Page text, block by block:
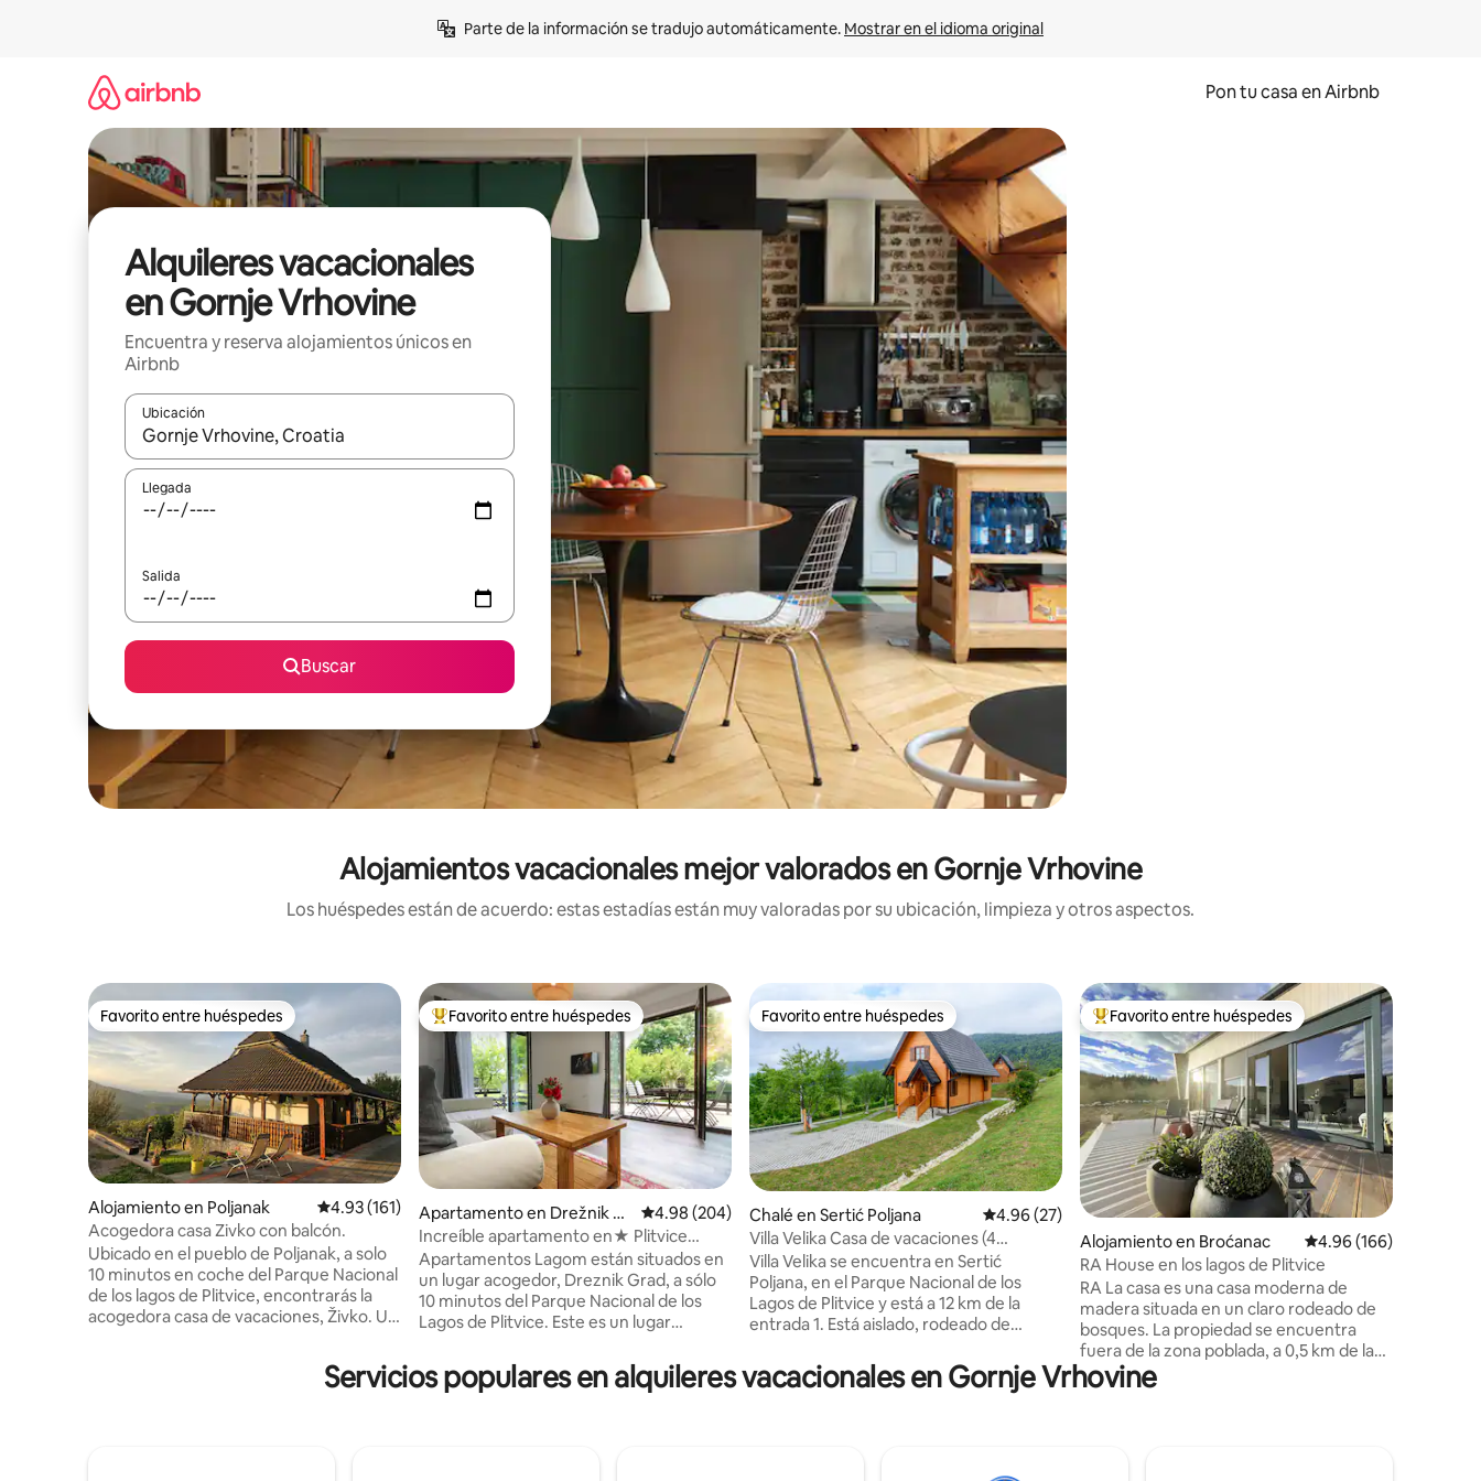
Parte de la información se tradujo automáticamente. Mostrar en el idioma original
Pon tu casa en Airbnb
Alquileres vacacionales
en Gornje Vrhovine
Encuentra y reserva alojamientos únicos en
Airbnb
Ubicación
Cuando los resultados estén disponibles, navega con las teclas de flecha hacia arriba y hacia abajo o explora con el tacto o desliza el dedo.
Llegada
Salida
Buscar
Alojamientos vacacionales mejor valorados en Gornje Vrhovine
Los huéspedes están de acuerdo: estas estadías están muy valoradas por su ubicación, limpieza y otros aspectos.
Favorito entre huéspedes
Favorito entre huéspedes
Alojamiento en Poljanak Calificación promedio: 4.93 de 5, 161 reseñas
4.93 (161)
Acogedora casa Zivko con balcón.
Ubicado en el pueblo de Poljanak, a solo
10 minutos en coche del Parque Nacional
de los lagos de Plitvice, encontrarás la
acogedora casa de vacaciones, Živko. Un
casa familiar croata, recién renovada,
Favorito entre huéspedes preferido
Favorito entre huéspedes
Apartamento en Drežnik Gr
ad
Calificación promedio: 4.98 de 5, 204 reseñas
4.98 (204)
Increíble apartamento en★ Plitvice
Lakes★Big Terrace
Apartamentos Lagom están situados en
un lugar acogedor, Dreznik Grad, a sólo
10 minutos del Parque Nacional de los
Lagos de Plitvice. Este es un lugar
hermoso paisaje y un paisaje
impresionante. Cerca, hay una
Favorito entre huéspedes
Favorito entre huéspedes
Chalé en Sertić Poljana Calificación promedio: 4.96 de 5, 27 reseñas
4.96 (27)
Villa Velika Casa de vacaciones (4
estrellas)
Villa Velika se encuentra en Sertić
Poljana, en el Parque Nacional de los
Lagos de Plitvice y está a 12 km de la
entrada 1. Está aislado, rodeado de
experiencia completa, ofrece vistas de
las montañas Velebit y Plješevica. Ofrece
wi-fi. La casa tiene 2 dormitorios, un baño
Favorito entre huéspedes preferido
Favorito entre huéspedes
Alojamiento en Broćanac Calificación promedio:
4.96 (166)
RA House en los lagos de Plitvice
RA La casa es una casa moderna de
madera situada en un claro rodeado de
bosques. La propiedad se encuentra
fuera de la zona poblada, a 0,5 km de la
carretera principal que conduce al
Parque Nacional de los Lagos de Plitvice.
Servicios populares en alquileres vacacionales en Gornje Vrhovine